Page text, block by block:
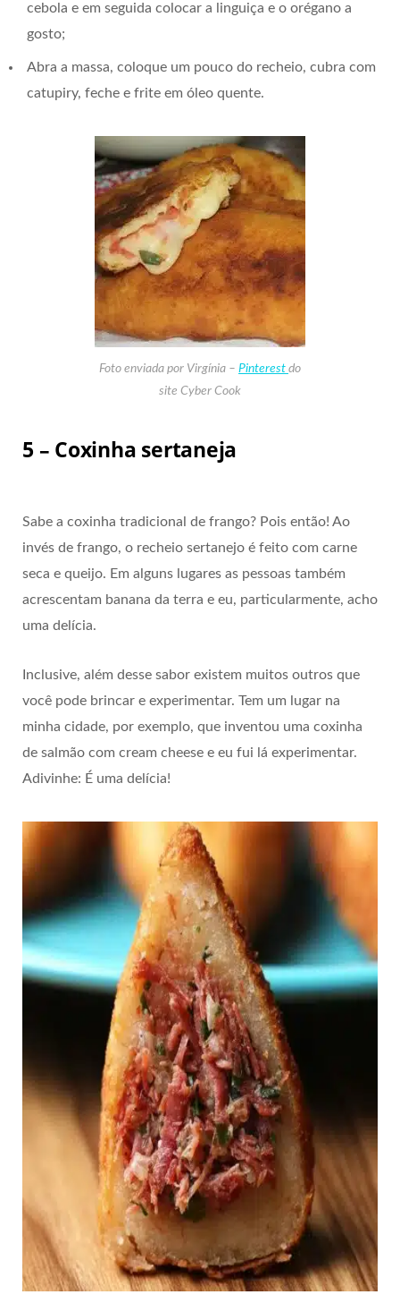
cebola e em seguida colocar a linguiça e o orégano a
gosto;
Abra a massa, coloque um pouco do recheio, cubra com
catupiry, feche e frite em óleo quente.
Foto enviada por Virgínia – Pinterest do
site Cyber Cook
5 – Coxinha sertaneja
Sabe a coxinha tradicional de frango? Pois então! Ao
invés de frango, o recheio sertanejo é feito com carne
seca e queijo. Em alguns lugares as pessoas também
acrescentam banana da terra e eu, particularmente, acho
uma delícia.
Inclusive, além desse sabor existem muitos outros que
você pode brincar e experimentar. Tem um lugar na
minha cidade, por exemplo, que inventou uma coxinha
de salmão com cream cheese e eu fui lá experimentar.
Adivinhe: É uma delícia!